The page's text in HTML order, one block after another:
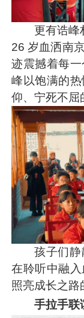
更有诰
26 岁血洒南
迹震撼着每
峰以饱满的
仰、宁死不屈
孩子们
在聆听中融
照亮成长之路
手拉手